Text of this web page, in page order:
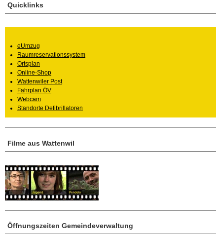
Öffnungszeiten Gemeindeverwaltung
Filme aus Wattenwil
Quicklinks
eUmzug
Raumreservationssystem
Ortsplan
Online-Shop
Wattenwiler Post
Fahrplan ÖV
Webcam
Standorte Defibrillatoren